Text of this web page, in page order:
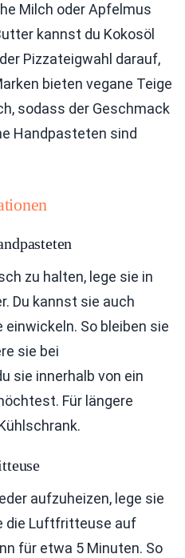
Milch oder Apfelmus
kannst du Kokosöl
Pizzateigwahl darauf,
bieten vegane Teige
sodass der Geschmack
Handpasteten sind
zu halten, lege sie in
Du kannst sie auch
So bleiben sie
sie bei
sie innerhalb von ein
Für längere
aufzuheizen, lege sie
die Luftfritteuse auf
für etwa 5 Minuten. So